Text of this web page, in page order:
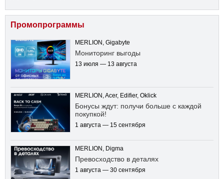
Промопрограммы
MERLION, Gigabyte
Мониторинг выгоды
13 июля — 13 августа
MERLION, Acer, Edifier, Oklick
Бонусы ждут: получи больше с каждой
покупкой!
1 августа — 15 сентября
MERLION, Digma
Превосходство в деталях
1 августа — 30 сентября